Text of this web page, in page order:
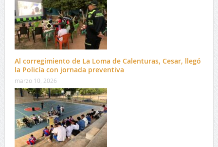
Al corregimiento de La Loma de Calenturas, Cesar, llegó
la Policía con jornada preventiva
marzo 10, 2026